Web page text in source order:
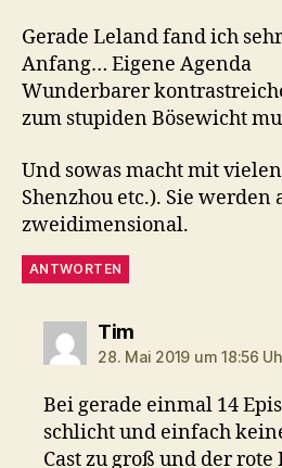
Gerade Leland fand ich
Anfang… Eigene Agenda
Wunderbarer
zum stupiden Bösewicht
Und sowas macht mit
Shenzhou etc.). Sie werden
zweidimensional.
ANTWORTEN
Timsagt:
28. Mai 2019 um 18:56
Bei gerade einmal 14
schlicht und einfach
Cast zu groß und der